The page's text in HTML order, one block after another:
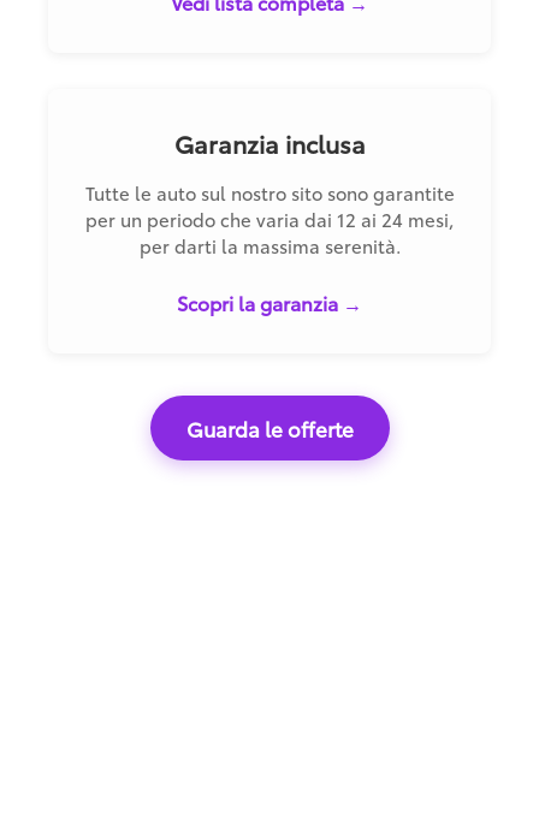
Garanzia inclusa
Tutte le auto sul nostro sito sono garantite
per un periodo che varia dai 12 ai 24 mesi,
per darti la massima serenità.
Scopri la garanzia →
Guarda le offerte